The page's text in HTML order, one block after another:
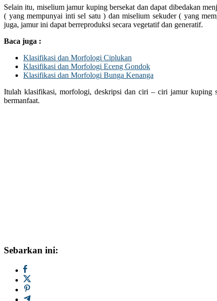
Selain itu, miselium jamur kuping bersekat dan dapat dibedakan
( yang mempunyai inti sel satu ) dan miselium sekuder ( yang
juga, jamur ini dapat berreproduksi secara vegetatif dan generatif.
Baca juga :
Klasifikasi dan Morfologi Ciplukan
Klasifikasi dan Morfologi Eceng Gondok
Klasifikasi dan Morfologi Bunga Kenanga
Itulah klasifikasi, morfologi, deskripsi dan ciri – ciri jamur kuping
bermanfaat.
Sebarkan ini: